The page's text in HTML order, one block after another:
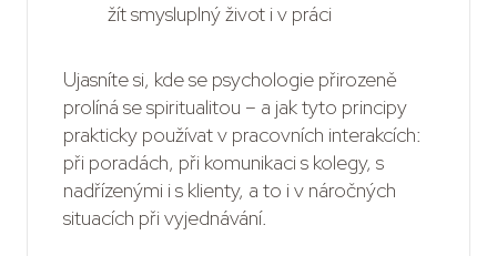
žít smysluplný život i v práci
Ujasníte si, kde se psychologie přirozeně
prolíná se spiritualitou – a jak tyto principy
prakticky používat v pracovních interakcích:
při poradách, při komunikaci s kolegy, s
nadřízenými i s klienty, a to i v náročných
situacích při vyjednávání.